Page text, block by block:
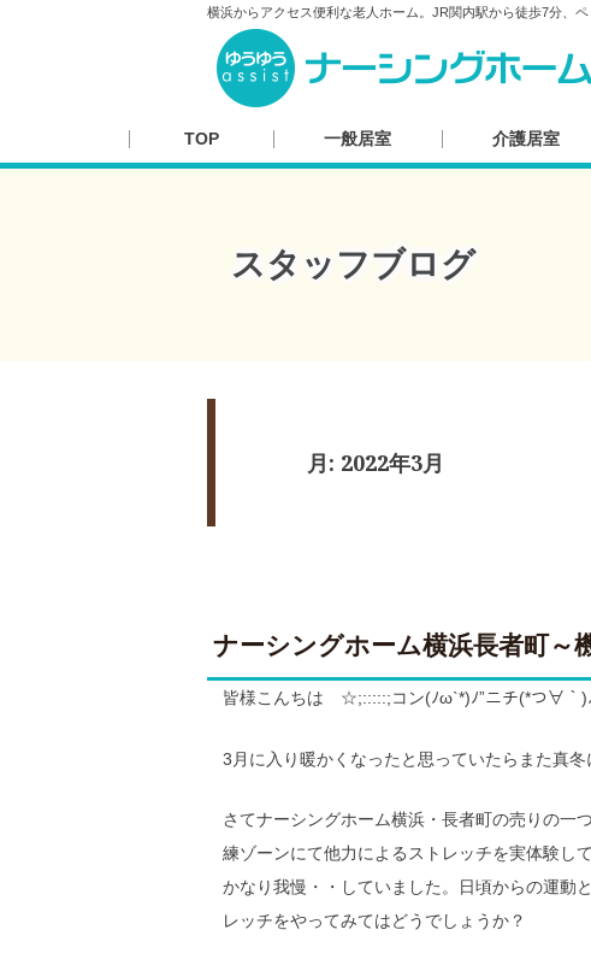
横浜からアクセス便利な老人ホーム。JR関内駅から徒歩7分、
TOP 一般居室 介護居室
スタッフブログ
月: 2022年3月
ナーシングホーム横浜長者町～
皆様こんちは ☆;:::::;コン(ﾉω`*)ﾉ”ニチ(*つ∀｀)
3月に入り暖かくなったと思っていたらまた真
さてナーシングホーム横浜・長者町の売りの一
練ゾーンにて他力によるストレッチを実体験し
かなり我慢・・していました。日頃からの運動
レッチをやってみてはどうでしょうか？